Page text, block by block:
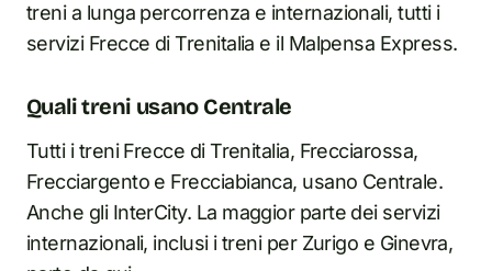
treni a lunga percorrenza e internazionali, tutti i
servizi Frecce di Trenitalia e il Malpensa Express.
Quali treni usano Centrale
Tutti i treni Frecce di Trenitalia, Frecciarossa,
Frecciargento e Frecciabianca, usano Centrale.
Anche gli InterCity. La maggior parte dei servizi
internazionali, inclusi i treni per Zurigo e Ginevra,